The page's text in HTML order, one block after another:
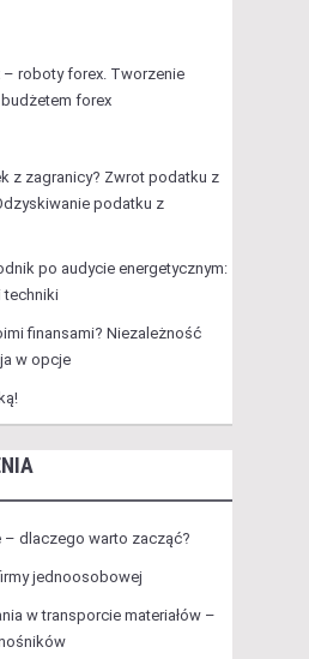
– roboty forex. Tworzenie
forex
z zagranicy? Zwrot podatku z
podatku z
po audycie energetycznym:
techniki
finansami? Niezależność
w opcje
– dlaczego warto zacząć?
jednoosobowej
w transporcie materiałów –